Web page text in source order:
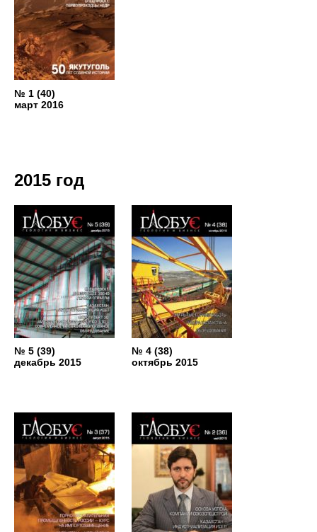
№ 1 (40)
март 2016
2015 год
№ 5 (39)
декабрь 2015
№ 4 (38)
октябрь 2015